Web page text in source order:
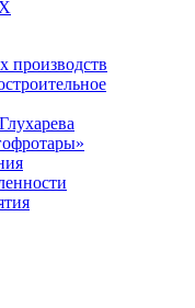
производств